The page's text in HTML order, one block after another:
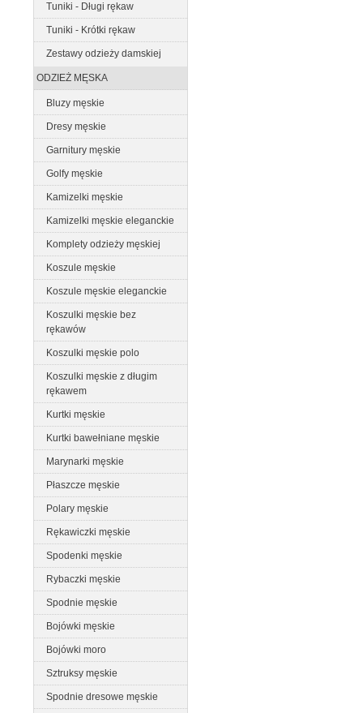
Tuniki - Długi rękaw
Tuniki - Krótki rękaw
Zestawy odzieży damskiej
ODZIEŻ MĘSKA
Bluzy męskie
Dresy męskie
Garnitury męskie
Golfy męskie
Kamizelki męskie
Kamizelki męskie eleganckie
Komplety odzieży męskiej
Koszule męskie
Koszule męskie eleganckie
Koszulki męskie bez
rękawów
Koszulki męskie polo
Koszulki męskie z długim
rękawem
Kurtki męskie
Kurtki bawełniane męskie
Marynarki męskie
Płaszcze męskie
Polary męskie
Rękawiczki męskie
Spodenki męskie
Rybaczki męskie
Spodnie męskie
Bojówki męskie
Bojówki moro
Sztruksy męskie
Spodnie dresowe męskie